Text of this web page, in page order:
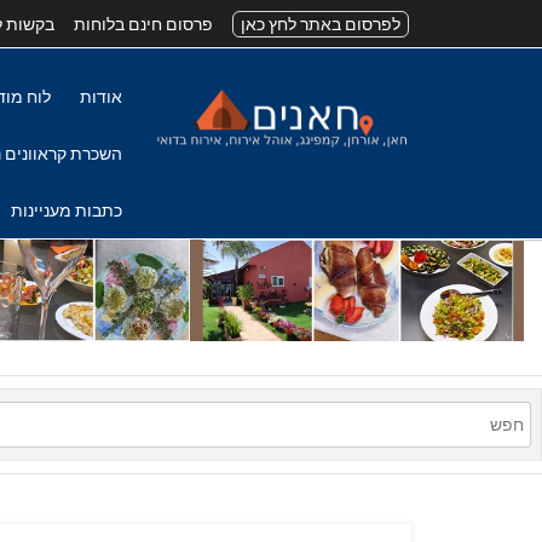
לפרסום באתר לחץ כאן פרסום חינם בלוחות בקשות
אודות לוח
השכרת קראוונים
כתבות מעניינות